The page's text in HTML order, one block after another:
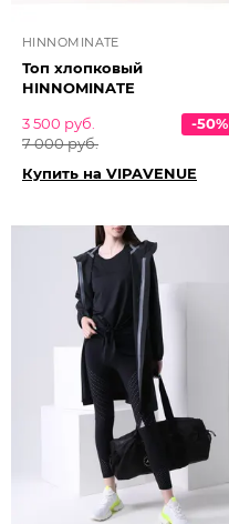
HINNOMINATE
Топ хлопковый
HINNOMINATE
3 500 руб.
7 000 руб.
-50%
Купить на VIPAVENUE